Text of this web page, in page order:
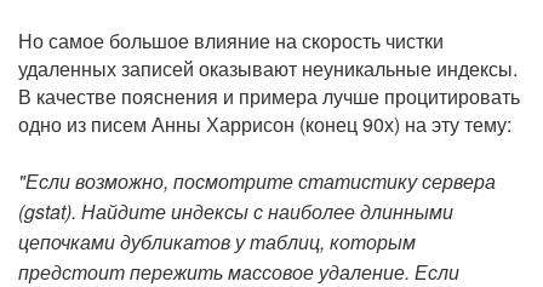
Но самое большое влияние на скорость чистки
удаленных записей оказывают неуникальные индексы.
В качестве пояснения и примера лучше процитировать
одно из писем Анны Харрисон (конец 90х) на эту тему:
"Если возможно, посмотрите статистику сервера
(gstat). Найдите индексы с наиболее длинными
цепочками дубликатов у таблиц, которым
предстоит пережить массовое удаление. Если